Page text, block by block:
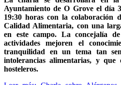
Ayuntamiento de O Grove el día
19:30 horas con la colaboración
Calidad Alimentaria, con una
en este campo. La concejalía
actividades mejoren el
tranquilidad en un tema tan
intolerancias alimentarias, y que
hosteleros.